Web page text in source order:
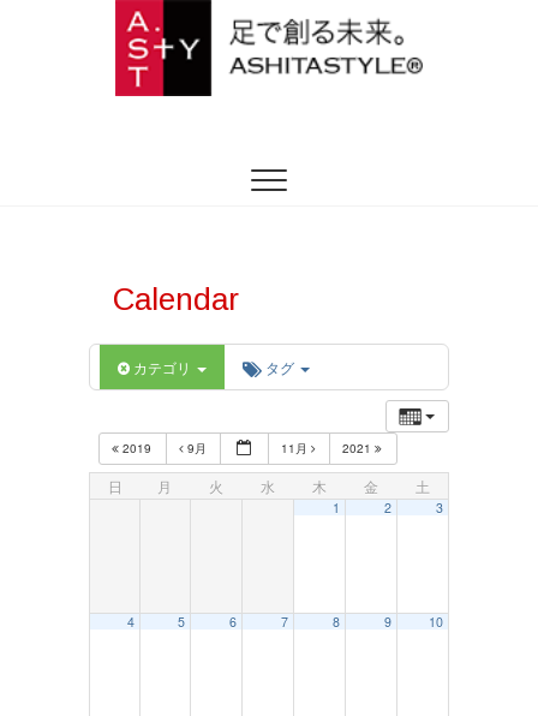
Calendar
カテゴリ タグ
2019 9月 11月 2021
日 月 火 水 木 金 土
1 2 3
4 5 6 7 8 9 10